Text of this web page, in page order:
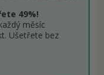
49%!
měsíc
Ušetřete bez